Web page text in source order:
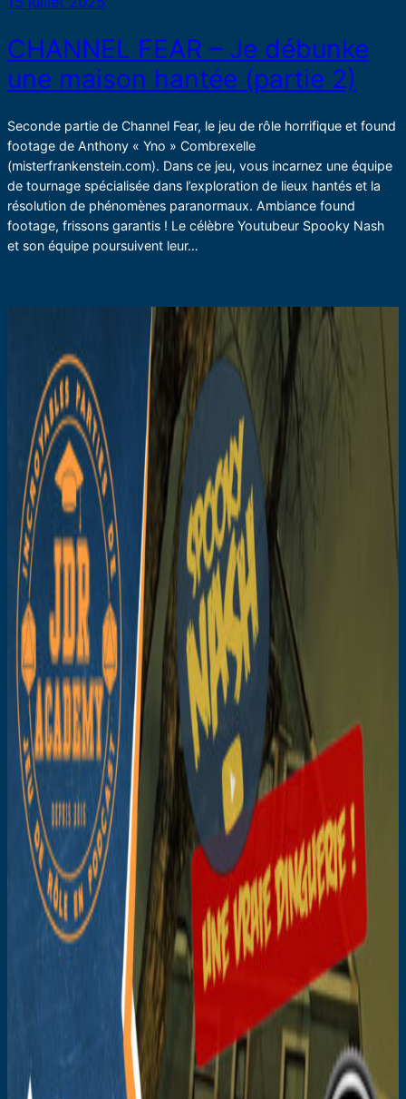
CHANNEL FEAR – Je débunke
une maison hantée (partie 2)
Seconde partie de Channel Fear, le jeu de rôle horrifique et found
footage de Anthony « Yno » Combrexelle
(misterfrankenstein.com). Dans ce jeu, vous incarnez une équipe
de tournage spécialisée dans l’exploration de lieux hantés et la
résolution de phénomènes paranormaux. Ambiance found
footage, frissons garantis ! Le célèbre Youtubeur Spooky Nash
et son équipe poursuivent leur…